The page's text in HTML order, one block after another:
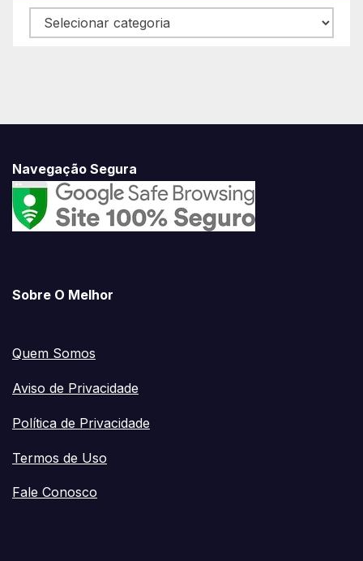
Navegue
Conosco
Navegação Segura
Sobre O Melhor
Quem Somos
Aviso de Privacidade
Política de Privacidade
Termos de Uso
Fale Conosco